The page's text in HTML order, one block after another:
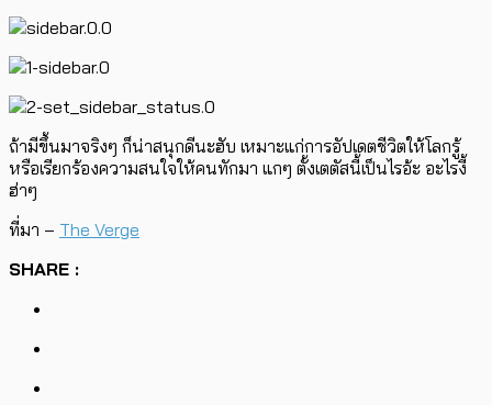
ถ้ามีขึ้นมาจริงๆ ก็น่าสนุกดีนะฮับ เหมาะแก่การอัปเดตชีวิตให้โลกรู้
หรือเรียกร้องความสนใจให้คนทักมา แกๆ ตั้งเตตัสนี้เป็นไรอ้ะ อะไรงี้
ฮ่าๆ
ที่มา – The Verge
SHARE :